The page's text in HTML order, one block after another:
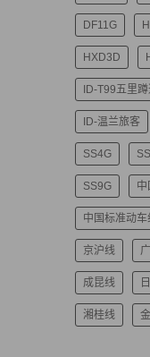
DF11G
HXD3D
ID-T99五里
ID-温兰旅客
SS4G
SS9G 中
中国标准动车
京沪线
成昆线
湘桂线